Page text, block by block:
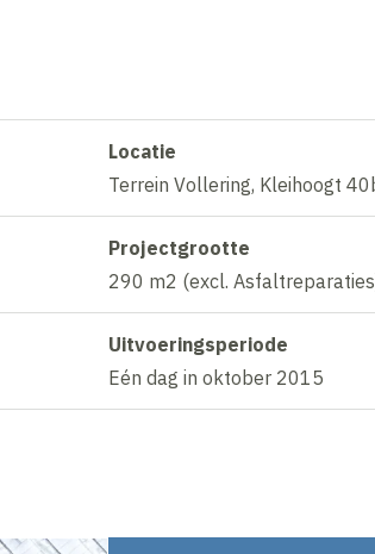
Locatie
Terrein Vollering, Kleihoogt
Projectgrootte
290 m2 (excl.
Uitvoeringsperiode
Eén dag in oktober 2015